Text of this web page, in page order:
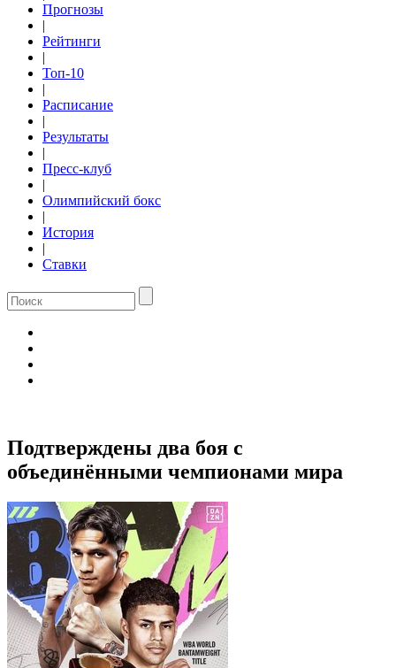
Прогнозы
|
Рейтинги
|
Топ-10
|
Расписание
|
Результаты
|
Пресс-клуб
|
Олимпийский бокс
|
История
|
Ставки
Подтверждены два боя с
объединёнными чемпионами мира